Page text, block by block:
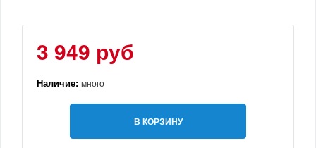
3 949 руб
Наличие: много
В КОРЗИНУ